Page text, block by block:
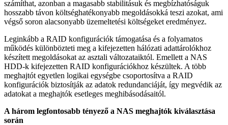
számíthat, azonban a magasabb stabilitásuk és megbízhatóságuk
hosszabb távon költséghatékonyabb megoldásokká teszi azokat, ami
végső soron alacsonyabb üzemeltetési költségeket eredményez.
Leginkább a RAID konfigurációk támogatása és a folyamatos
működés különbözteti meg a kifejezetten hálózati adattárolókhoz
készített megoldásokat az asztali változataiktól. Emellett a NAS
HDD-k kifejezetten RAID konfigurációkhoz készültek. A több
meghajtót egyetlen logikai egységbe csoportosítva a RAID
konfigurációk biztosítják az adatok redundanciáját, így megvédik az
adatokat a meghajtók esetleges meghibásodásaitól.
A három legfontosabb tényező a NAS meghajtók kiválasztása
során